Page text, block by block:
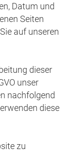
Datum und
Seiten
auf unseren
dieser
unser
nachfolgend
diese
zu